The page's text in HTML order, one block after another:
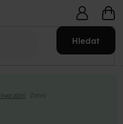
Hledat
Zimní